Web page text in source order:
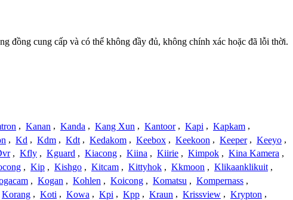
đồng cung cấp và có thể không đầy đủ, không chính xác hoặc đã lỗi thời.
, Kanan , Kanda , Kang Xun , Kantoor , Kapi , Kapkam ,
, Kd , Kdm , Kdt , Kedakom , Keebox , Keekoon , Keeper , Keeyo ,
, Kfly , Kguard , Kiacong , Kiina , Kiirie , Kimpok , Kina Kamera ,
, Kip , Kishgo , Kitcam , Kittyhok , Kkmoon , Klikaanklikuit ,
, Kogan , Kohlen , Koicong , Komatsu , Kompernass ,
Korang , Koti , Kowa , Kpi , Kpp , Kraun , Krissview , Krypton ,